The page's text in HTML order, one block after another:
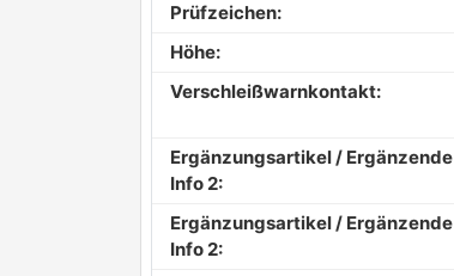
Prüfzeichen:
Höhe:
Verschleißwarnkontakt:
Ergänzungsartikel / Ergänzende
Info 2:
Ergänzungsartikel / Ergänzende
Info 2: